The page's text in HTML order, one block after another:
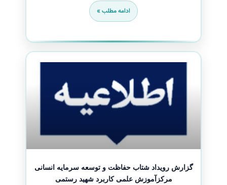
ادامه مطلب »
گزارش رویداد شتاب حفاظت و توسعه سرمایه انسانی
مرکزآموزش علمی کاربرد شهید رستمی